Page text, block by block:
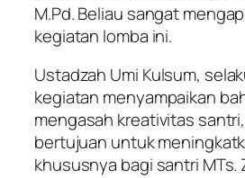
M.Pd. Beliau sangat
kegiatan lomba ini.
Ustadzah Umi Kulsum,
kegiatan menyampaikan
mengasah kreativitas
bertujuan untuk
khususnya bagi santri MTs.